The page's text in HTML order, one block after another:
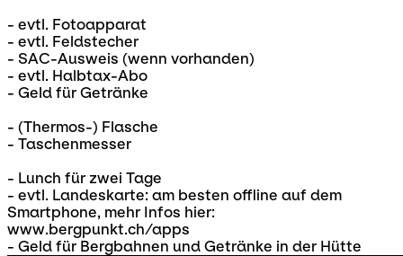
- evtl. Fotoapparat
- evtl. Feldstecher
- SAC-Ausweis (wenn vorhanden)
- evtl. Halbtax-Abo
- Geld für Getränke
- (Thermos-) Flasche
- Taschenmesser
- Lunch für zwei Tage
- evtl. Landeskarte: am besten offline auf dem
Smartphone, mehr Infos hier:
www.bergpunkt.ch/apps
- Geld für Bergbahnen und Getränke in der Hütte